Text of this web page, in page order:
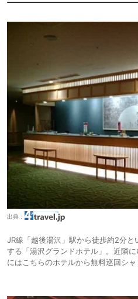
出典：
JR線「越後湯沢」駅から徒歩約2分
する「湯沢グランドホテル」。近隣
にはこちらのホテルから無料巡回シャ